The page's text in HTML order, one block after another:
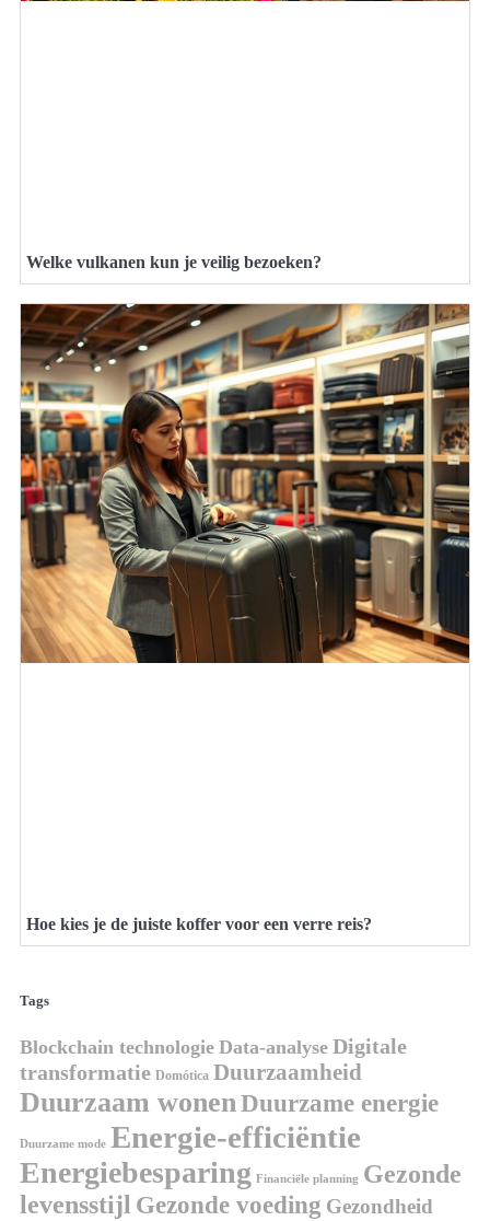
Welke vulkanen kun je veilig bezoeken?
Hoe kies je de juiste koffer voor een verre reis?
Tags
Blockchain technologie Data-analyse Digitale
transformatie Domótica Duurzaamheid
Duurzaam wonenDuurzame energie
Duurzame mode Energie-efficiëntie
Energiebesparing Financiële planning Gezonde
levensstijl Gezonde voeding Gezondheid